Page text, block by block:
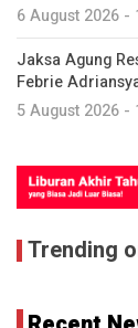
6 August 2026 -
Jaksa Agung
Febrie
5 August 2026 -
Trending